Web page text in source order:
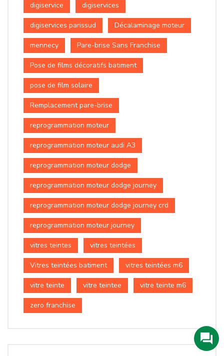
digiservice digiservices
digiservices parissud Décalaminage moteur
mennecy Pare-brise Sans Franchise
Pose de films décoratifs batiment
pose de film solaire
Remplacement pare-brise
reprogrammation moteur
reprogrammation moteur audi A3
reprogrammation moteur dodge
reprogrammation moteur dodge journey
reprogrammation moteur dodge journey crd
reprogrammation moteur journey
vitres teintes vitres teintées
Vitres teintées batiment vitres teintées m6
vitre teinte vitre teintee vitre teinte m6
zero franchise